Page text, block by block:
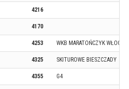
4216
4170
4253 WKB MARATOŃCZYK
4325 SKITUROWE BIESZCZADY
4355 G4